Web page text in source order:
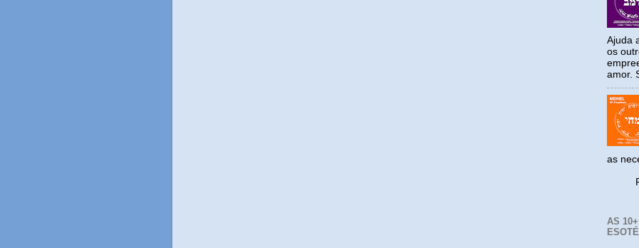
Ajuda
os
amor.
as
AS